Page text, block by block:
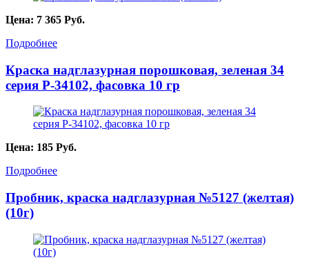
Цена: 7 365 Руб.
Подробнее
Краска надглазурная порошковая, зеленая 34
серия P-34102, фасовка 10 гр
Цена: 185 Руб.
Подробнее
Пробник, краска надглазурная №5127 (желтая)
(10г)